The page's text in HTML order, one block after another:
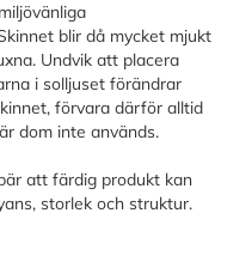
blir då mycket mjukt
Undvik att placera
i solljuset förändrar
förvara därför alltid
dom inte används.
att färdig produkt kan
storlek och struktur.